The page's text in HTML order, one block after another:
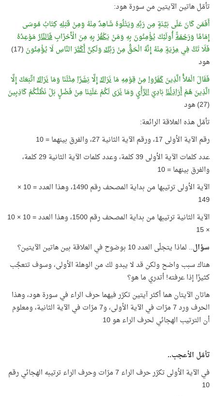
تأمّل هاتين الآيتين من سورة هود:
أَفَمَن كَانَ عَلَى بَيِّنَةٍ مِنرَبِّهِوَيَتْلُوهُ شَاهِدٌ مِنْهُ وَمِنْ قَبْلِهِ كِتَابُ مُوسَى
إِمَامًا وَرَحْمَةًأُولَئِكَ يُؤْمِنُونَ بِهِ وَمَنْ يَكْفُرْبِهِ مِنَ الْأَحْزَابِفَالنَّارُمَوْعِدُهُ
فَلَا تَكُ فِيمِرْيَةٍمِنْهُ إِنَّهُ الْحَقُّ مِنْرَبِّكَوَلَكِنَّأَكْثَرَالنَّاسِ لَا يُؤْمِنُونَ
(17)
هود
فَقَالَ الْمَلأُ الَّذِينَكَفَرُوامِنْ قِوْمِهِ مَانَرَاكَإِلَّابَشَرًامِثْلَنَا وَمَانَرَاكَاتَّبَعَكَ إِلَّا
الَّذِينَ هُمْأَرَاذِلُنَابَادِيَالرَّأْيِ وَمَانَرَىلَكُمْ عَلَيْنَا مِنْ فَضْلٍ بَلْ نَظُنُّكُمْ كَاذِبِينَ
(27) هود
تأمّل هذه العلاقة الرائعة:
رقم الآية الأولى 17، ورقم الآية الثانية 27، والفرق بينهما = 10
عدد كلمات الآية الأولى 39 كلمة، وعدد كلمات الآية الثانية 29 كلمة،
والفرق بينهما = 10
الآية الأولى ترتيبها من بداية المصحف رقم 1490، وهذا العدد = 10 ×
149
الآية الثانية ترتيبها من بداية المصحف رقم 1500، وهذا العدد = 10 × 10
× 15
سؤال.. لماذا يتجلّى العدد 10 بوضوح في العلاقة بين هاتين الآيتين؟
هناك سبب واضح ولكن قد لا يبدو لك من الوهلة الأولى، وسوف تتعجَّب
كثيرًا إذا عرفته! أتدري ما هو؟
هاتان الآيتان هما أكثر آيتين تكرّر فيهما حرف الراء في سورة هود، وهذا
الحرف ورد 7 مرّات في الآية الأولى، و7 مرّات في الآية الثانية، ومعلوم
أن الترتيب الهجائي لحرف الراء هو 10
تأمّل الأعجب..
في الآية الأولى تكرّر حرف الراء 7 مرّات وحرف الراء ترتيبه الهجائي رقم
10